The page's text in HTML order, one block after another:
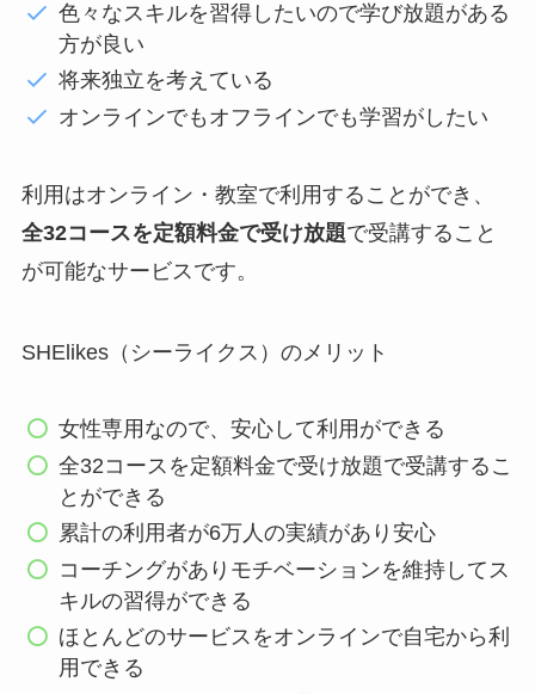
色々なスキルを習得したいので学び放題がある
方が良い
将来独立を考えている
オンラインでもオフラインでも学習がしたい
利用はオンライン・教室で利用することができ、
全32コースを定額料金で受け放題で受講すること
が可能なサービスです。
SHElikes（シーライクス）のメリット
女性専用なので、安心して利用ができる
全32コースを定額料金で受け放題で受講するこ
とができる
累計の利用者が6万人の実績があり安心
コーチングがありモチベーションを維持してス
キルの習得ができる
ほとんどのサービスをオンラインで自宅から利
用できる